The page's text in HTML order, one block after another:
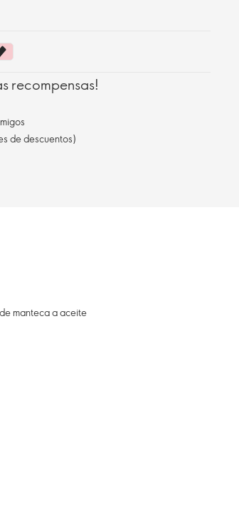
recompensas!
de descuentos)
manteca a aceite